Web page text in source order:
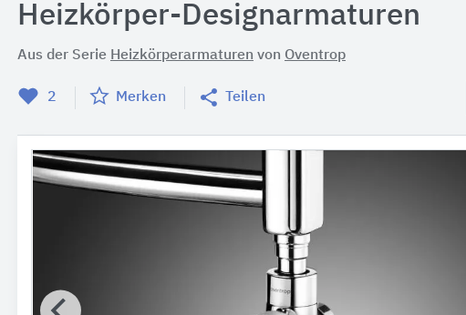
Heizkörper-Designarmaturen
Aus der Serie Heizkörperarmaturen von Oventrop
2 Merken Teilen